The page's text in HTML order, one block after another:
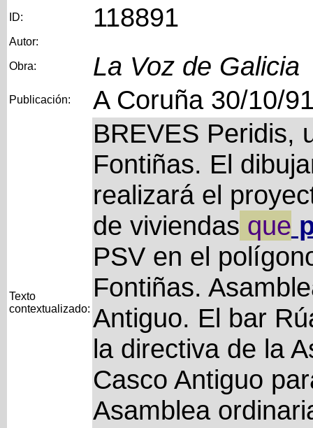
ID: 118891
Autor:
Obra: La Voz de Galicia
Publicación: A Coruña 30/10/
Texto
contextualizado:
BREVES Peridis,
Fontiñas. El
realizará el
de viviendas que
PSV en el
Fontiñas.
Antiguo. El bar
la directiva de la
Casco Antiguo
Asamblea